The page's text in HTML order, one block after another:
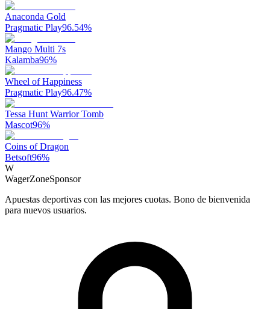
Anaconda Gold
Pragmatic Play96.54%
Mango Multi 7s
Kalamba96%
Wheel of Happiness
Pragmatic Play96.47%
Tessa Hunt Warrior Tomb
Mascot96%
Coins of Dragon
Betsoft96%
W
WagerZoneSponsor
Apuestas deportivas con las mejores cuotas. Bono de bienvenida
para nuevos usuarios.